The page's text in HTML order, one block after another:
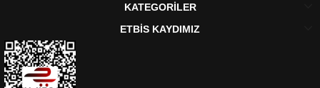
KATEGORİLER
ETBİS KAYDIMIZ